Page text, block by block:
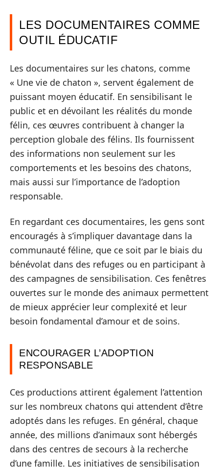
LES DOCUMENTAIRES COMME
OUTIL ÉDUCATIF
Les documentaires sur les chatons, comme
« Une vie de chaton », servent également de
puissant moyen éducatif. En sensibilisant le
public et en dévoilant les réalités du monde
félin, ces œuvres contribuent à changer la
perception globale des félins. Ils fournissent
des informations non seulement sur les
comportements et les besoins des chatons,
mais aussi sur l’importance de l’adoption
responsable.
En regardant ces documentaires, les gens sont
encouragés à s’impliquer davantage dans la
communauté féline, que ce soit par le biais du
bénévolat dans des refuges ou en participant à
des campagnes de sensibilisation. Ces fenêtres
ouvertes sur le monde des animaux permettent
de mieux apprécier leur complexité et leur
besoin fondamental d’amour et de soins.
ENCOURAGER L’ADOPTION
RESPONSABLE
Ces productions attirent également l’attention
sur les nombreux chatons qui attendent d’être
adoptés dans les refuges. En général, chaque
année, des millions d’animaux sont hébergés
dans des centres de secours à la recherche
d’une famille. Les initiatives de sensibilisation